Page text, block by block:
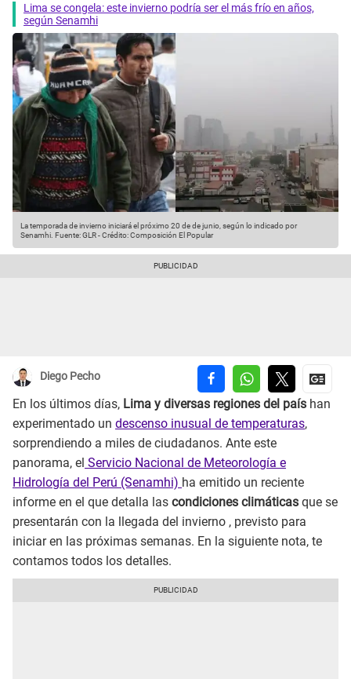
Lima se congela: este invierno podría ser el más frío en años,
según Senamhi
La temporada de invierno iniciará el próximo 20 de de junio, según lo indicado por
Senamhi. Fuente: GLR-Crédito: Composición El Popular
Diego Pecho
En los últimos días, Lima y diversas regiones del país han
experimentado un descenso inusual de temperaturas,
sorprendiendo a miles de ciudadanos. Ante este
panorama, el Servicio Nacional de Meteorología e
Hidrología del Perú (Senamhi) ha emitido un reciente
informe en el que detalla las condiciones climáticas que se
presentarán con la llegada del invierno , previsto para
iniciar en las próximas semanas. En la siguiente nota, te
contamos todos los detalles.